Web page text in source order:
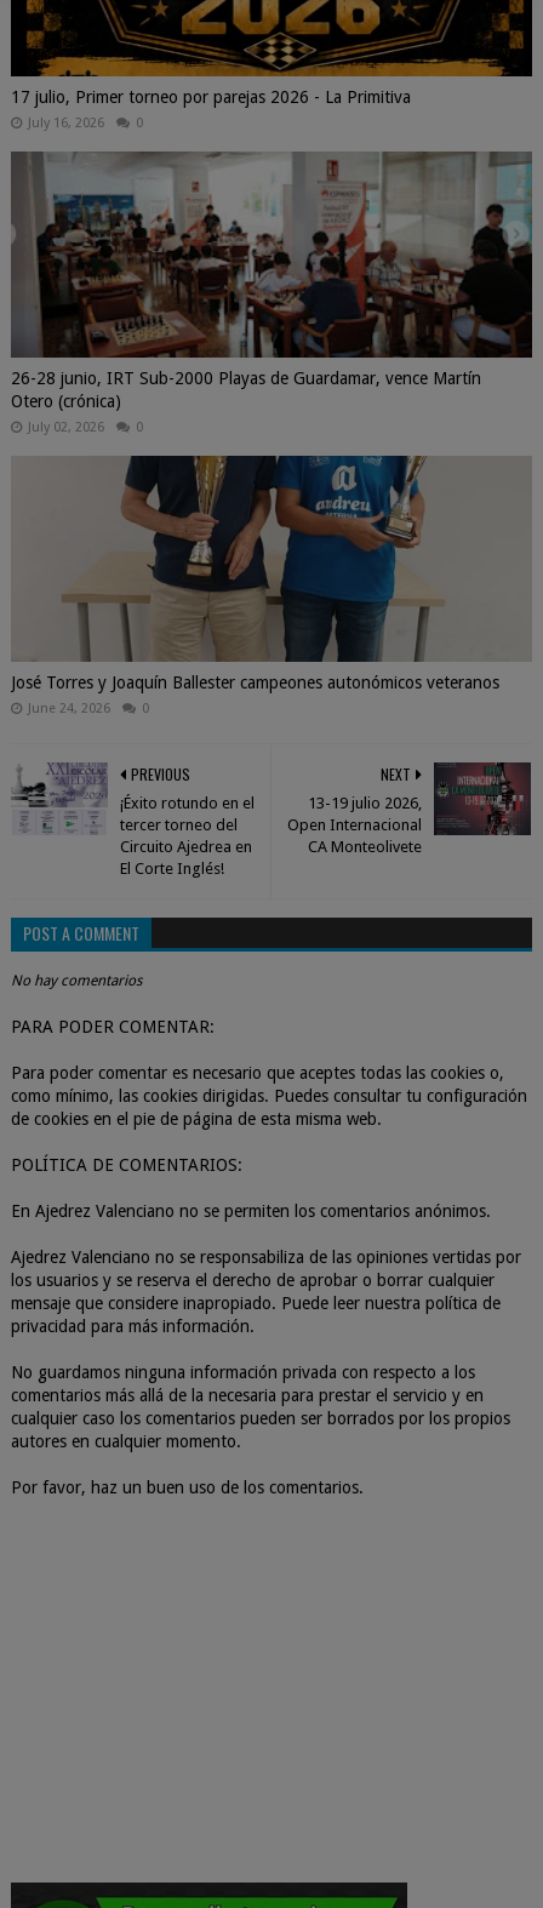
17 julio, Primer torneo por parejas 2026 - La Primitiva
July 16, 2026 0
26-28 junio, IRT Sub-2000 Playas de Guardamar, vence Martín
Otero (crónica)
July 02, 2026 0
José Torres y Joaquín Ballester campeones autonómicos veteranos
June 24, 2026 0
NEXT
13-19 julio 2026,
Open Internacional
CA Monteolivete
PREVIOUS
¡Éxito rotundo en el
tercer torneo del
Circuito Ajedrea en
El Corte Inglés!
POST A COMMENT
No hay comentarios
PARA PODER COMENTAR:
Para poder comentar es necesario que aceptes todas las cookies o,
como mínimo, las cookies dirigidas. Puedes consultar tu configuración
de cookies en el pie de página de esta misma web.
POLÍTICA DE COMENTARIOS:
En Ajedrez Valenciano no se permiten los comentarios anónimos.
Ajedrez Valenciano no se responsabiliza de las opiniones vertidas por
los usuarios y se reserva el derecho de aprobar o borrar cualquier
mensaje que considere inapropiado. Puede leer nuestra política de
privacidad para más información.
No guardamos ninguna información privada con respecto a los
comentarios más allá de la necesaria para prestar el servicio y en
cualquier caso los comentarios pueden ser borrados por los propios
autores en cualquier momento.
Por favor, haz un buen uso de los comentarios.